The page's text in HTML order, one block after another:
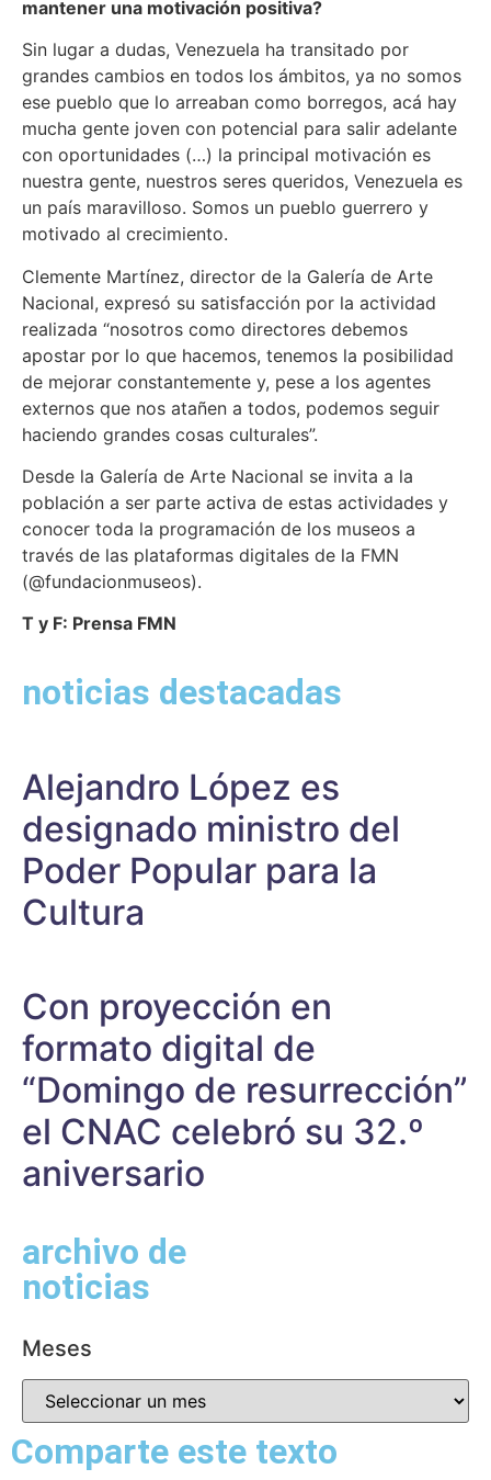
mantener una motivación positiva?
Sin lugar a dudas, Venezuela ha transitado por
grandes cambios en todos los ámbitos, ya no somos
ese pueblo que lo arreaban como borregos, acá hay
mucha gente joven con potencial para salir adelante
con oportunidades (…) la principal motivación es
nuestra gente, nuestros seres queridos, Venezuela es
un país maravilloso. Somos un pueblo guerrero y
motivado al crecimiento.
Clemente Martínez, director de la Galería de Arte
Nacional, expresó su satisfacción por la actividad
realizada “nosotros como directores debemos
apostar por lo que hacemos, tenemos la posibilidad
de mejorar constantemente y, pese a los agentes
externos que nos atañen a todos, podemos seguir
haciendo grandes cosas culturales”.
Desde la Galería de Arte Nacional se invita a la
población a ser parte activa de estas actividades y
conocer toda la programación de los museos a
través de las plataformas digitales de la FMN
(@fundacionmuseos).
T y F: Prensa FMN
noticias destacadas
Alejandro López es
designado ministro del
Poder Popular para la
Cultura
Con proyección en
formato digital de
“Domingo de resurrección”
el CNAC celebró su 32.º
aniversario
archivo de
noticias
Meses
Comparte este texto